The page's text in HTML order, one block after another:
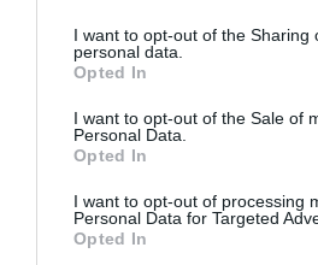
not limited to your visit or usage
grant or deny consent to Google
use your data for below specified
consent section.
I want to opt-out of the Sharing
personal data.
Opted In
I want to opt-out of the Sale of
Personal Data.
Opted In
I want to opt-out of processing
Personal Data for Targeted
Opted In